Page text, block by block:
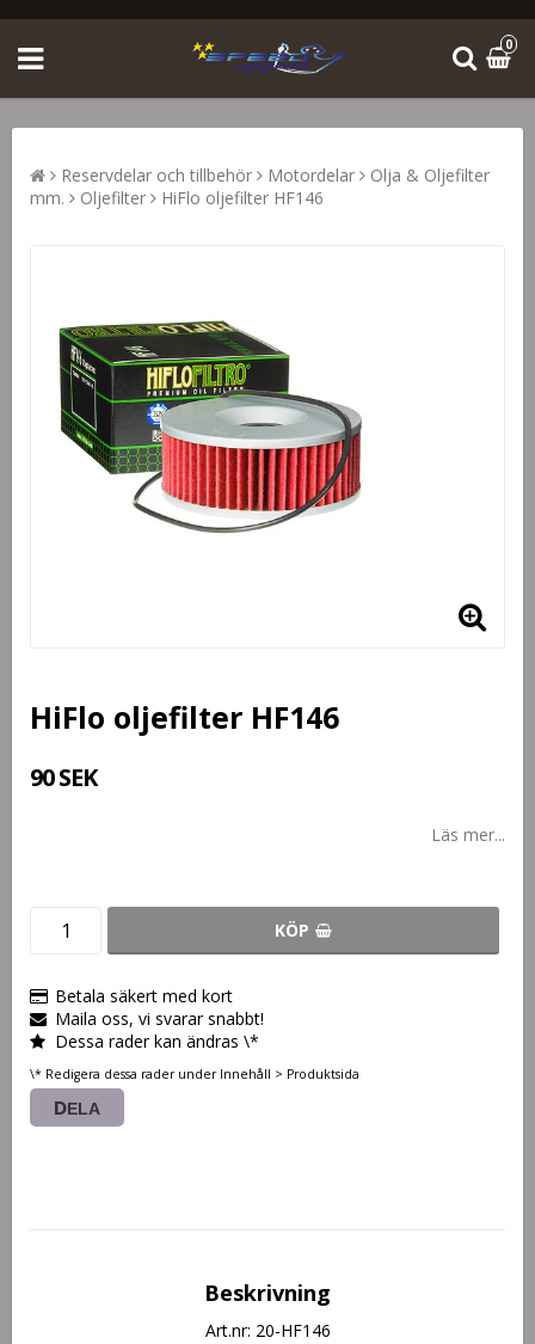
0
Reservdelar och tillbehör Motordelar
Olja & Oljefilter
mm.
Oljefilter HiFlo oljefilter HF146
HiFlo oljefilter HF146
90 SEK
Läs mer...
KÖP
Betala säkert med kort
Maila oss, vi svarar snabbt!
Dessa rader kan ändras \*
\* Redigera dessa rader under Innehåll > Produktsida
DELA
Beskrivning
Art.nr: 20-HF146